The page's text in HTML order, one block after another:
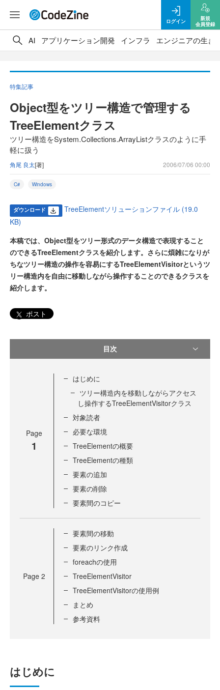
ログイン
新規
会員登録
AI アプリケーション開発 インフラ エンジニアの生き
特集記事
Object型をツリー構造で管理する
TreeElementクラス
ツリー構造をSystem.Collections.ArrayListクラスのように手
軽に扱う
角尾 良太[著] 2006/07/06 00:00
C# Windows
ダウンロード
TreeElementソリューションファイル (19.0
KB)
本稿では、Object型をツリー形式のデータ構造で表現すること
のできるTreeElementクラスを紹介します。さらに煩雑になりが
ちなツリー構造の操作を容易にするTreeElementVisitorというツ
リー構造内を自由に移動しながら操作することのできるクラスを
紹介します。
ポスト
目次
Page
1
はじめに
ツリー構造内を移動しながらアクセス
し操作するTreeElementVisitorクラス
対象読者
必要な環境
TreeElementの概要
TreeElementの種類
要素の追加
要素の削除
要素間のコピー
Page 2
要素間の移動
要素のリンク作成
foreachの使用
TreeElementVisitor
TreeElementVisitorの使用例
まとめ
参考資料
はじめに